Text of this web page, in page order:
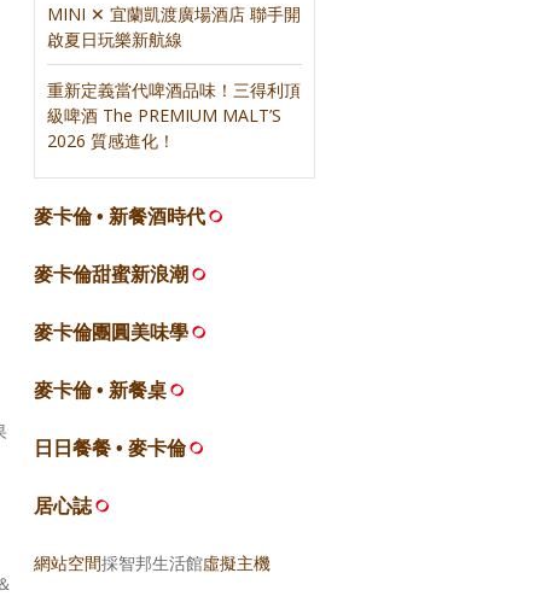
MINI ✕ 宜蘭凱渡廣場酒店 聯手開
啟夏日玩樂新航線
重新定義當代啤酒品味！三得利頂
級啤酒 The PREMIUM MALT’S
2026 質感進化！
麥卡倫 • 新餐酒時代
麥卡倫甜蜜新浪潮
麥卡倫團圓美味學
麥卡倫 • 新餐桌
日日餐餐 • 麥卡倫
居心誌
網站空間採智邦生活館虛擬主機